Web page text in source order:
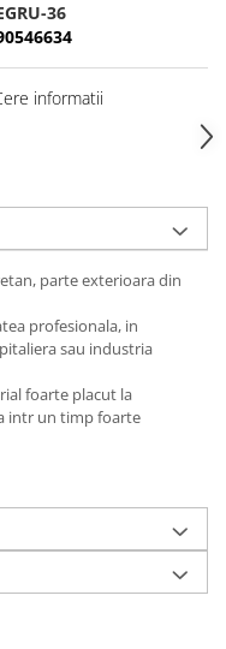
36
informatii
parte exterioara din
profesionala, in
sau industria
foarte placut la
intr un timp foarte